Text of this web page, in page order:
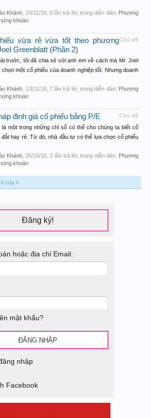
Khánh 24/11/18, 0 lần trả lời, trong diễn đàn: Phương
khoán
Chủ đề
vừa rẻ vừa tốt theo phương
Greenblatt (Phần 2)
trước, tôi đã chia sẻ với anh em về cách mà Mr. Joel
chọn một cổ phiếu của doanh nghiệp tốt. Nhưng doanh
Khánh 13/11/18, 7 lần trả lời, trong diễn đàn: Phương
khoán
Chủ đề
định giá cổ phiếu bằng P/E
là một trong những chỉ số có thể cho chúng ta biết cổ
hay rẻ. Từ đó, nhà đầu tư có thể lựa chọn cổ phiếu
Khánh,25/10/18 , 3 lần trả lời, trong diễn đàn: Phương
khoán
của 4
Đăng ký!
hoặc địa chỉ Email:
mật khẩu?
nhập
Facebook